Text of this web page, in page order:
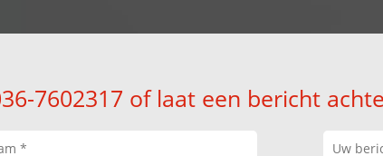
7602317 of laat een bericht